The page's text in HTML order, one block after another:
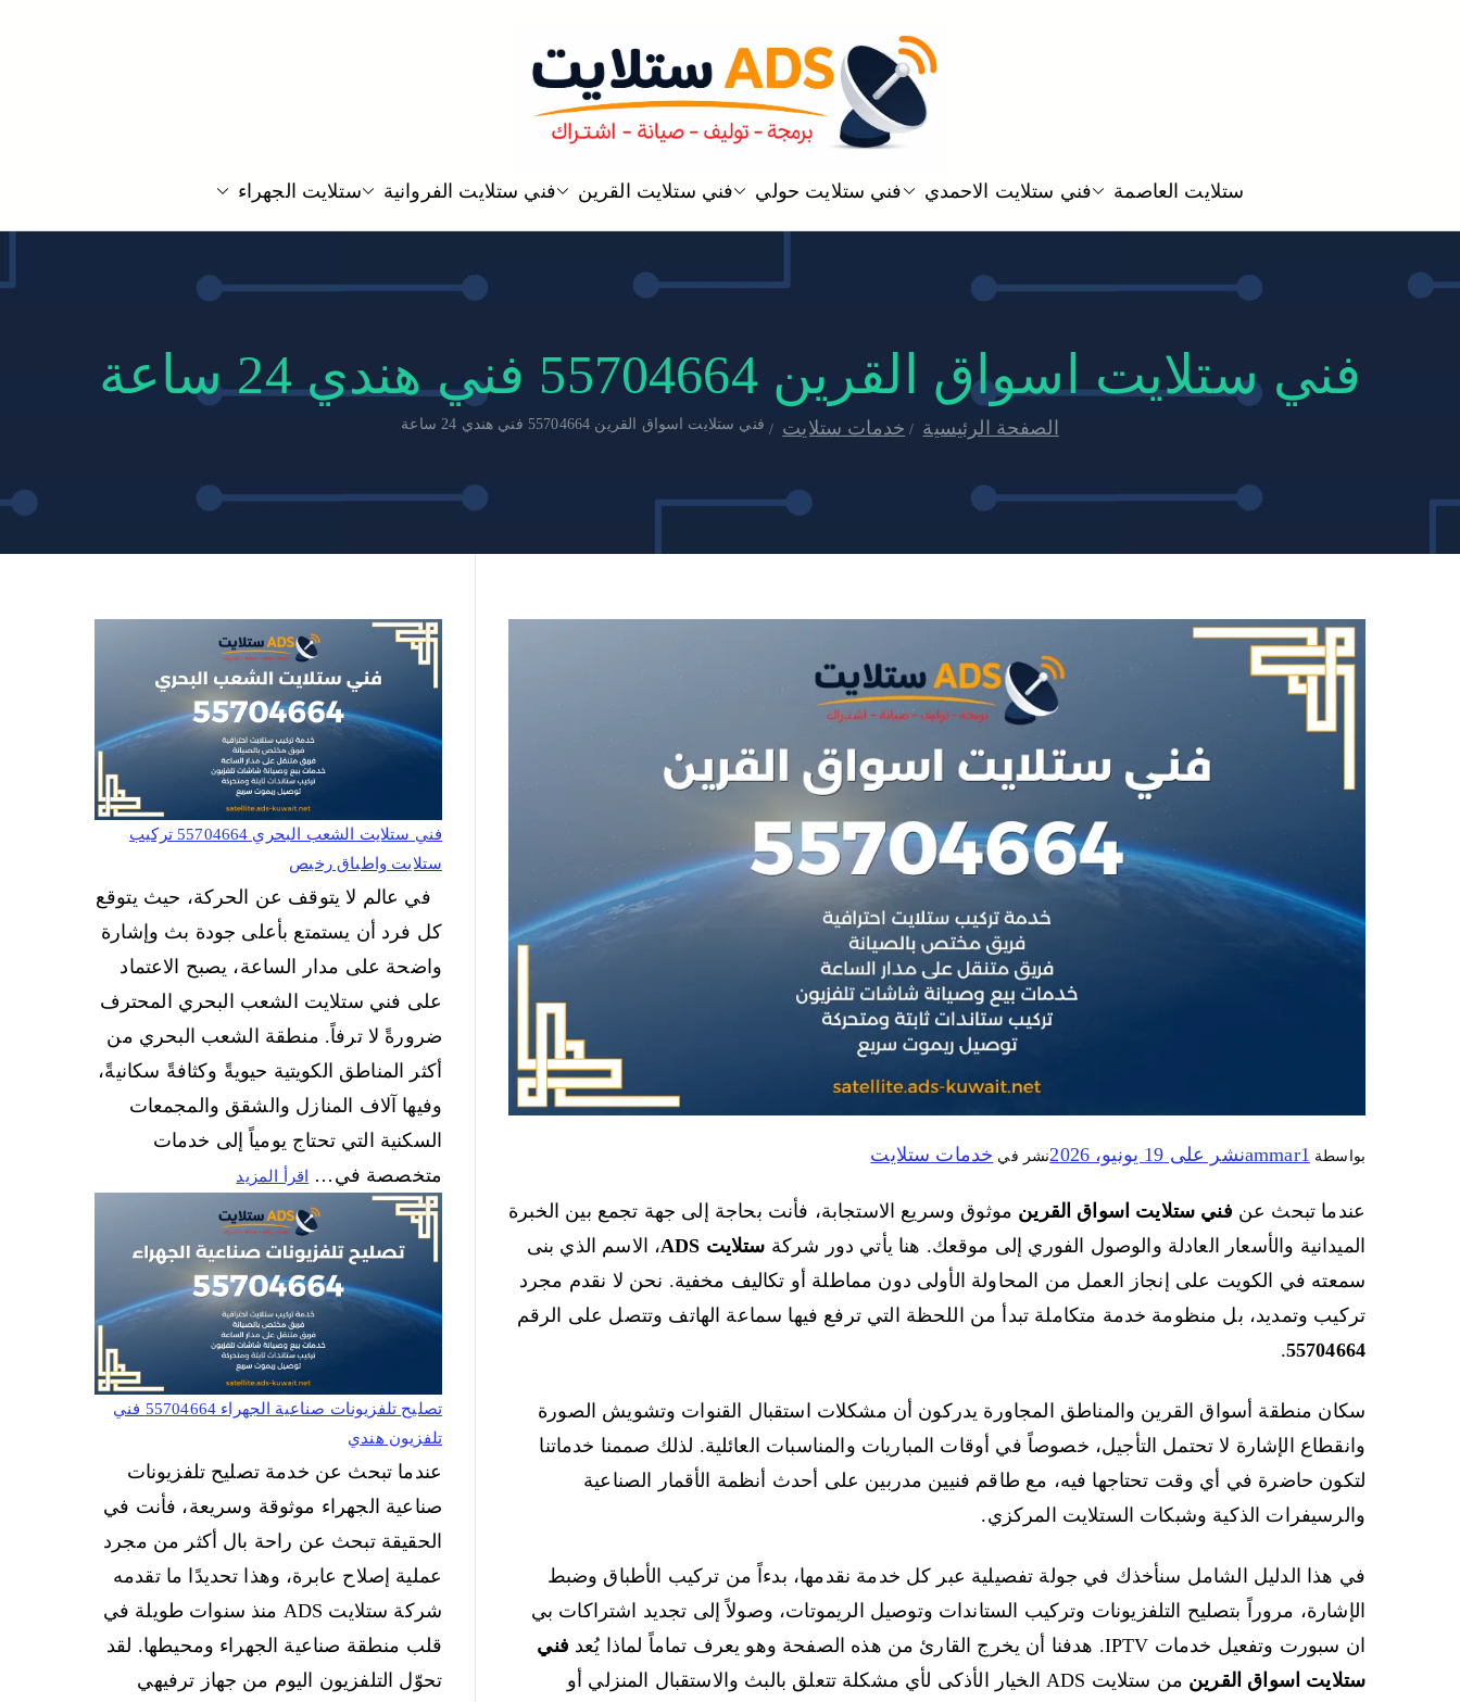
ستلايت ADS
افضل خدمة فني ستلايت رسيفر في الكويت فك نقل تركيب صيانة لجميع انواع دش الستلايت و
ستلايت العاصمة فني ستلايت الاحمدي فني ستلايت حولي فني ستلايت القرين فني ستلايت الفروانية ستلايت الجهراء
فني ستلايت اسواق القرين 55704664 فني هندي 24 ساعة
الصفحة الرئيسية خدمات ستلايت فني ستلايت اسواق القرين 55704664 فني هندي 24 ساعة
بواسطة ammar1نشر على 19 يونيو، 2026 نشر في خدمات ستلايت
عندما تبحث عن فني ستلايت اسواق القرين موثوق وسريع الاستجابة، فأنت بحاجة إلى جهة تجمع بين الخبرة
الميدانية والأسعار العادلة والوصول الفوري إلى موقعك. هنا يأتي دور شركة ستلايت ADS
، الاسم الذي بنى
سمعته في الكويت على إنجاز العمل من المحاولة الأولى دون مماطلة أو تكاليف مخفية. نحن لا نقدم مجرد
تركيب وتمديد، بل منظومة خدمة متكاملة تبدأ من اللحظة التي ترفع فيها سماعة الهاتف وتتصل على الرقم
55704664
.
سكان منطقة أسواق القرين والمناطق المجاورة يدركون أن مشكلات استقبال القنوات وتشويش الصورة
وانقطاع الإشارة لا تحتمل التأجيل، خصوصاً في أوقات المباريات والمناسبات العائلية. لذلك صممنا خدماتنا
لتكون حاضرة في أي وقت تحتاجها فيه، مع طاقم فنيين مدربين على أحدث أنظمة الأقمار الصناعية
والرسيفرات الذكية وشبكات الستلايت المركزي.
في هذا الدليل الشامل سنأخذك في جولة تفصيلية عبر كل خدمة نقدمها، بدءاً من تركيب الأطباق وضبط
الإشارة، مروراً بتصليح التلفزيونات وتركيب الستاندات وتوصيل الريموتات، وصولاً إلى تجديد اشتراكات بي
ان سبورت وتفعيل خدمات IPTV. هدفنا أن يخرج القارئ من هذه الصفحة وهو يعرف تماماً لماذا يُعد
فني
ستلايت اسواق القرين
من ستلايت ADS الخيار الأذكى لأي مشكلة تتعلق بالبث والاستقبال المنزلي أو
فني ستلايت الشعب البحري 55704664 تركيب
ستلايت واطباق رخيص
في عالم لا يتوقف عن الحركة، حيث يتوقع
كل فرد أن يستمتع بأعلى جودة بث وإشارة
واضحة على مدار الساعة، يصبح الاعتماد
على فني ستلايت الشعب البحري المحترف
ضرورةً لا ترفاً. منطقة الشعب البحري من
أكثر المناطق الكويتية حيويةً وكثافةً سكانيةً،
وفيها آلاف المنازل والشقق والمجمعات
السكنية التي تحتاج يومياً إلى خدمات
متخصصة في…
اقرأ المزيد
تصليح تلفزيونات صناعية الجهراء 55704664 فني
تلفزيون هندي
عندما تبحث عن خدمة تصليح تلفزيونات
صناعية الجهراء موثوقة وسريعة، فأنت في
الحقيقة تبحث عن راحة بال أكثر من مجرد
عملية إصلاح عابرة، وهذا تحديدًا ما تقدمه
شركة ستلايت ADS منذ سنوات طويلة في
قلب منطقة صناعية الجهراء ومحيطها. لقد
تحوّل التلفزيون اليوم من جهاز ترفيهي